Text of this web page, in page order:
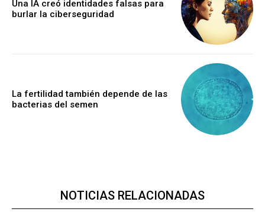
Una IA creó identidades falsas para
burlar la ciberseguridad
La fertilidad también depende de las
bacterias del semen
NOTICIAS RELACIONADAS